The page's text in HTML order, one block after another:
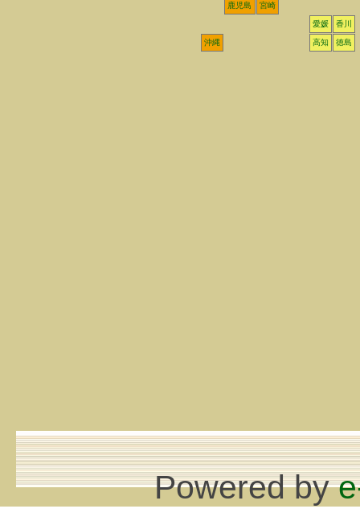
鹿児島 宮崎
愛媛 香川
沖縄 高知 徳島
Powered by